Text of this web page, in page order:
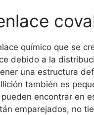
químico que se
debido a la
una estructura
también es
encontrar en
emparejados, no